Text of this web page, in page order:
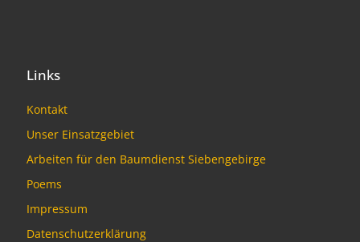
Links
Kontakt
Unser Einsatzgebiet
Arbeiten für den Baumdienst Siebengebirge
Poems
Impressum
Datenschutzerklärung